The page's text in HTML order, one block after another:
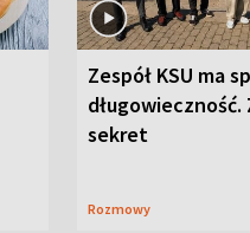
Zespół KSU ma
sekret
Rozmowy